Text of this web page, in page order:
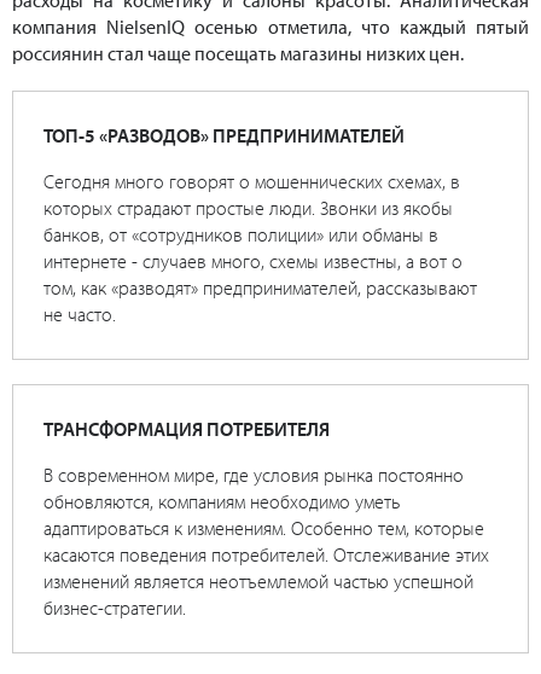
компания NielsenIQ осенью отметила, что каждый пятый
россиянин стал чаще посещать магазины низких цен.
ТОП-5 «РАЗВОДОВ» ПРЕДПРИНИМАТЕЛЕЙ
Сегодня много говорят о мошеннических схемах, в
которых страдают простые люди. Звонки из якобы
банков, от «сотрудников полиции» или обманы в
интернете - случаев много, схемы известны, а вот о
том, как «разводят» предпринимателей, рассказывают
не часто.
ТРАНСФОРМАЦИЯ ПОТРЕБИТЕЛЯ
В современном мире, где условия рынка постоянно
обновляются, компаниям необходимо уметь
адаптироваться к изменениям. Особенно тем, которые
касаются поведения потребителей. Отслеживание этих
изменений является неотъемлемой частью успешной
бизнес-стратегии.